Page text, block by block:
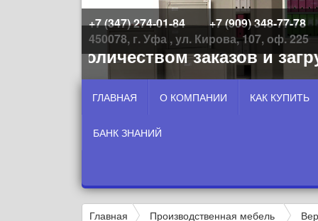
+7 (347) 274-01-84
+7 (909) 348-77-78
450078, г. Уфа , ул. Кирова, 107, оф. 225
количеством заказов и
ГЛАВНАЯ О КОМПАНИИ КАК КУПИТЬ
БАНК ЗНАНИЙ
Главная Производственная мебель